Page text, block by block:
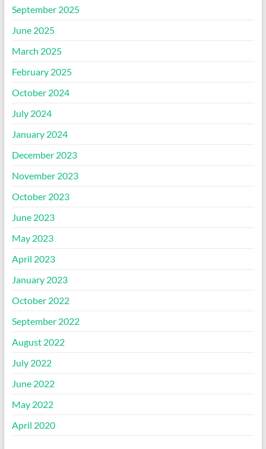
September 2025
June 2025
March 2025
February 2025
October 2024
July 2024
January 2024
December 2023
November 2023
October 2023
June 2023
May 2023
April 2023
January 2023
October 2022
September 2022
August 2022
July 2022
June 2022
May 2022
April 2020